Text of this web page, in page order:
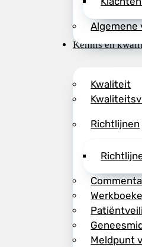
Algemene
Kennis en
Kwaliteit
Richtlijnen
Meldpunt